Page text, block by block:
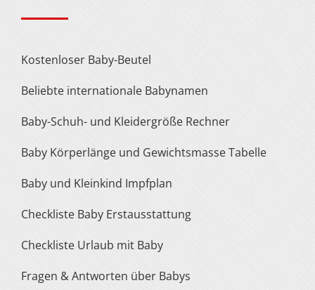
Kostenloser Baby-Beutel
Beliebte internationale Babynamen
Baby-Schuh- und Kleidergröße Rechner
Baby Körperlänge und Gewichtsmasse Tabelle
Baby und Kleinkind Impfplan
Checkliste Baby Erstausstattung
Checkliste Urlaub mit Baby
Fragen & Antworten über Babys